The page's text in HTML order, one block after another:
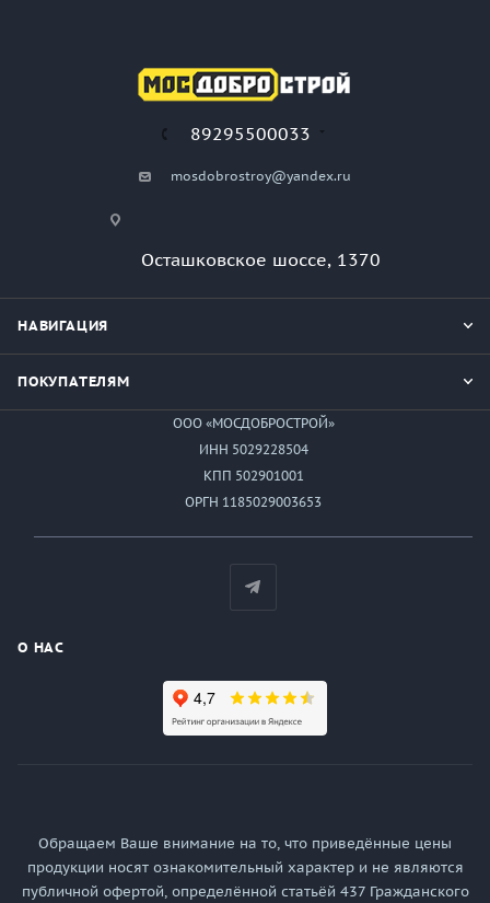
89295500033
mosdobrostroy@yandex.ru
Осташковское шоссе, 1370
НАВИГАЦИЯ
ПОКУПАТЕЛЯМ
ООО «МОСДОБРОСТРОЙ»
ИНН 5029228504
КПП 502901001
ОРГН 1185029003653
О НАС
Обращаем Ваше внимание на то, что приведённые цены
продукции носят ознакомительный характер и не являются
публичной офертой, определённой статьёй 437 Гражданского